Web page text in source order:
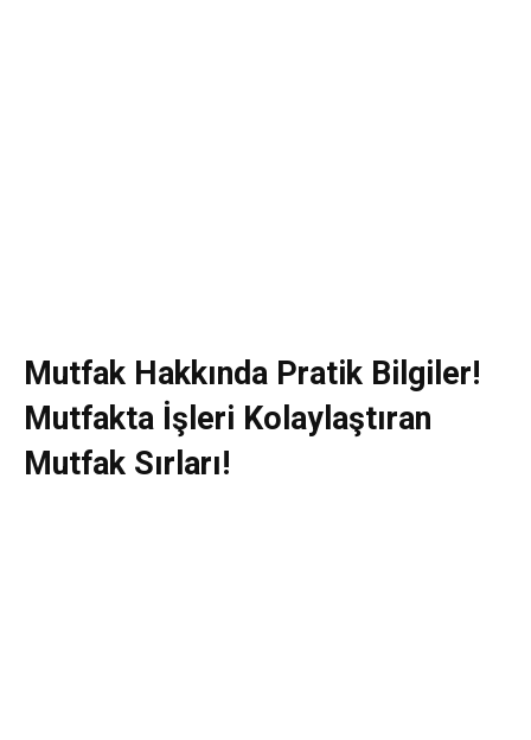
Mutfak Hakkında Pratik Bilgiler!
Mutfakta İşleri Kolaylaştıran
Mutfak Sırları!